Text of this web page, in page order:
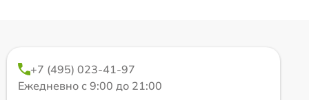
+7 (495) 023-41-97
Ежедневно с 9:00 до 21:00